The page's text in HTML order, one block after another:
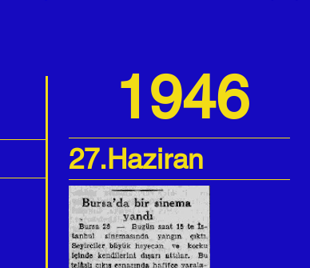
27.Haziran
1946